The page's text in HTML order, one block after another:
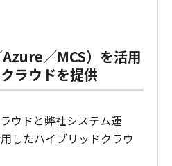
／MCS）を活用
ラウドを提供
ウドと弊社システム運
したハイブリッドクラウ